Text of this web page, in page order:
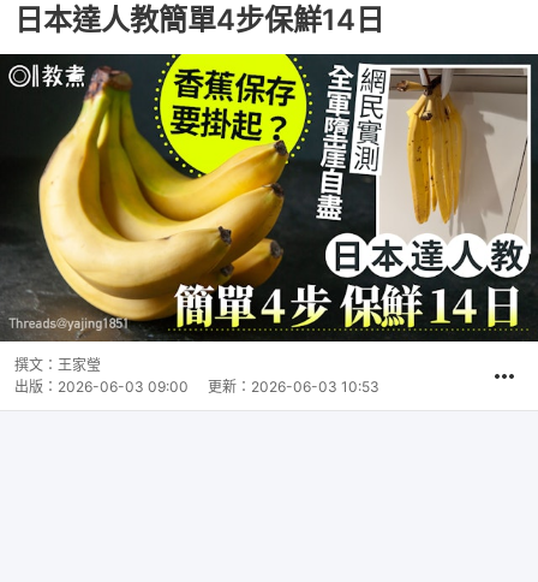
日本達人教簡單4步保鮮14日
撰文： 王家瑩
出版： 2026-06-03 09:00 更新： 2026-06-03 10:53